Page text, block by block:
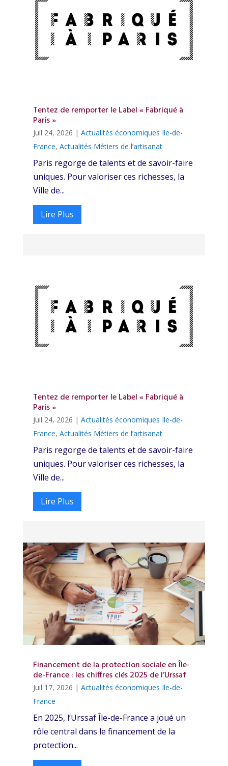
Tentez de remporter le Label « Fabriqué à
Paris »
Juil 24, 2026 | Actualités économiques Ile-de-
France, Actualités Métiers de l’artisanat
Paris regorge de talents et de savoir-faire
uniques. Pour valoriser ces richesses, la
Ville de...
Lire Plus
Tentez de remporter le Label « Fabriqué à
Paris »
Juil 24, 2026 | Actualités économiques Ile-de-
France, Actualités Métiers de l’artisanat
Paris regorge de talents et de savoir-faire
uniques. Pour valoriser ces richesses, la
Ville de...
Lire Plus
Financement de la protection sociale en Île-
de-France : les chiffres clés 2025 de l’Urssaf
Juil 17, 2026 | Actualités économiques Ile-de-
France
En 2025, l’Urssaf Île-de-France a joué un
rôle central dans le financement de la
protection...